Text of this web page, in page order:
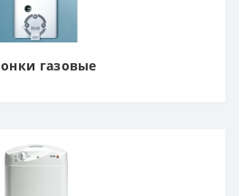
газовые